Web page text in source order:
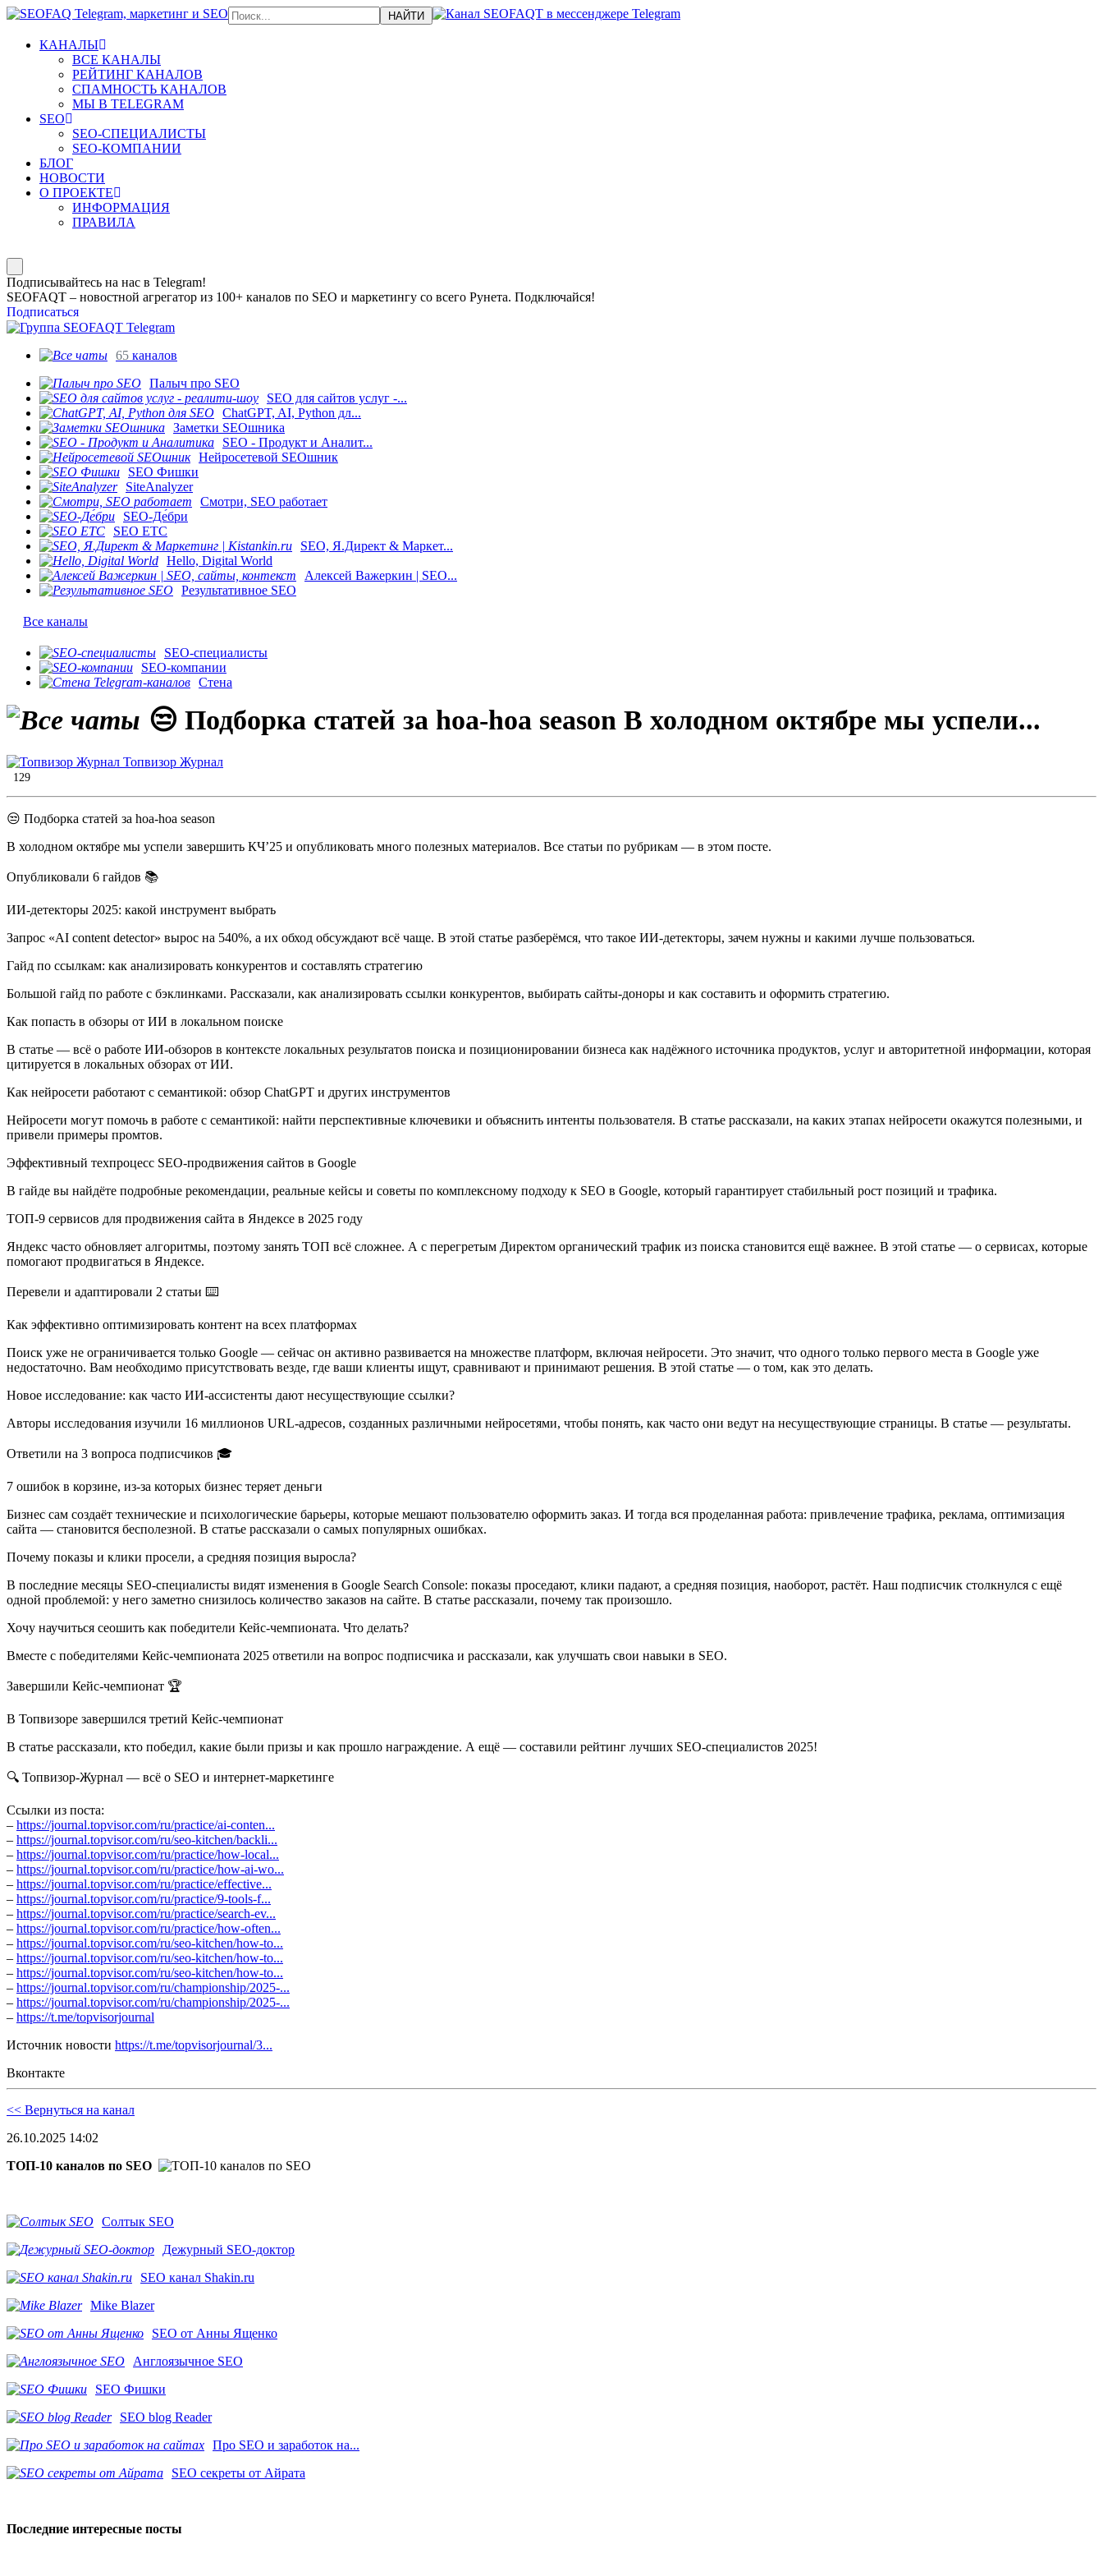
КАНАЛЫ
ВСЕ КАНАЛЫ
РЕЙТИНГ КАНАЛОВ
СПАМНОСТЬ КАНАЛОВ
МЫ В TELEGRAM
SEO
SEO-СПЕЦИАЛИСТЫ
SEO-КОМПАНИИ
БЛОГ
НОВОСТИ
О ПРОЕКТЕ
ИНФОРМАЦИЯ
ПРАВИЛА
Подписывайтесь на нас в Telegram!
SEOFAQT – новостной агрегатор из 100+ каналов по SEO и маркетингу со всего Рунета. Подключайся!
Подписаться
65 каналов
Палыч про SEO
SEO для сайтов услуг -...
ChatGPT, AI, Python дл...
Заметки SEOшника
SEO - Продукт и Аналит...
Нейросетевой SEOшник
SEO Фишки
SiteAnalyzer
Смотри, SEO работает
SEO-Де́бри
SEO ETC
SEO, Я.Директ & Маркет...
Hello, Digital World
Алексей Важеркин | SEO...
Результативное SEO
Все каналы
SEO-специалисты
SEO-компании
Стена
😒 Подборка статей за hoa-hoa season В холодном октябре мы успели...
Топвизор Журнал
129
😒 Подборка статей за hoa-hoa season
В холодном октябре мы успели завершить КЧ’25 и опубликовать много полезных материалов. Все статьи по рубрикам — в этом посте.
Опубликовали 6 гайдов 📚
ИИ-детекторы 2025: какой инструмент выбрать
Запрос «AI content detector» вырос на 540%, а их обход обсуждают всё чаще. В этой статье разберёмся, что такое ИИ-детекторы, зачем нужны и какими лучше пользоваться.
Гайд по ссылкам: как анализировать конкурентов и составлять стратегию
Большой гайд по работе с бэклинками. Рассказали, как анализировать ссылки конкурентов, выбирать сайты-доноры и как составить и оформить стратегию.
Как попасть в обзоры от ИИ в локальном поиске
В статье — всё о работе ИИ-обзоров в контексте локальных результатов поиска и позиционировании бизнеса как надёжного источника продуктов, услуг и авторитетной информации, которая
цитируется в локальных обзорах от ИИ.
Как нейросети работают с семантикой: обзор ChatGPT и других инструментов
Нейросети могут помочь в работе с семантикой: найти перспективные ключевики и объяснить интенты пользователя. В статье рассказали, на каких этапах нейросети окажутся полезными, и
привели примеры промтов.
Эффективный техпроцесс SEO-продвижения сайтов в Google
В гайде вы найдёте подробные рекомендации, реальные кейсы и советы по комплексному подходу к SEO в Google, который гарантирует стабильный рост позиций и трафика.
ТОП-9 сервисов для продвижения сайта в Яндексе в 2025 году
Яндекс часто обновляет алгоритмы, поэтому занять ТОП всё сложнее. А с перегретым Директом органический трафик из поиска становится ещё важнее. В этой статье — о сервисах, которые
помогают продвигаться в Яндексе.
Перевели и адаптировали 2 статьи ⌨️
Как эффективно оптимизировать контент на всех платформах
Поиск уже не ограничивается только Google — сейчас он активно развивается на множестве платформ, включая нейросети. Это значит, что одного только первого места в Google уже
недостаточно. Вам необходимо присутствовать везде, где ваши клиенты ищут, сравнивают и принимают решения. В этой статье — о том, как это делать.
Новое исследование: как часто ИИ-ассистенты дают несуществующие ссылки?
Авторы исследования изучили 16 миллионов URL-адресов, созданных различными нейросетями, чтобы понять, как часто они ведут на несуществующие страницы. В статье — результаты.
Ответили на 3 вопроса подписчиков 🎓
7 ошибок в корзине, из-за которых бизнес теряет деньги
Бизнес сам создаёт технические и психологические барьеры, которые мешают пользователю оформить заказ. И тогда вся проделанная работа: привлечение трафика, реклама, оптимизация
сайта — становится бесполезной. В статье рассказали о самых популярных ошибках.
Почему показы и клики просели, а средняя позиция выросла?
В последние месяцы SEO-специалисты видят изменения в Google Search Console: показы проседают, клики падают, а средняя позиция, наоборот, растёт. Наш подписчик столкнулся с ещё
одной проблемой: у него заметно снизилось количество заказов на сайте. В статье рассказали, почему так произошло.
Хочу научиться сеошить как победители Кейс-чемпионата. Что делать?
Вместе с победителями Кейс-чемпионата 2025 ответили на вопрос подписчика и рассказали, как улучшать свои навыки в SEO.
Завершили Кейс-чемпионат 🏆
В Топвизоре завершился третий Кейс-чемпионат
В статье рассказали, кто победил, какие были призы и как прошло награждение. А ещё — составили рейтинг лучших SEO-специалистов 2025!
🔍 Топвизор-Журнал — всё о SEO и интернет-маркетинге
Ссылки из поста:
– https://journal.topvisor.com/ru/practice/ai-conten...
– https://journal.topvisor.com/ru/seo-kitchen/backli...
– https://journal.topvisor.com/ru/practice/how-local...
– https://journal.topvisor.com/ru/practice/how-ai-wo...
– https://journal.topvisor.com/ru/practice/effective...
– https://journal.topvisor.com/ru/practice/9-tools-f...
– https://journal.topvisor.com/ru/practice/search-ev...
– https://journal.topvisor.com/ru/practice/how-often...
– https://journal.topvisor.com/ru/seo-kitchen/how-to...
– https://journal.topvisor.com/ru/seo-kitchen/how-to...
– https://journal.topvisor.com/ru/seo-kitchen/how-to...
– https://journal.topvisor.com/ru/championship/2025-...
– https://journal.topvisor.com/ru/championship/2025-...
– https://t.me/topvisorjournal
Источник новости https://t.me/topvisorjournal/3...
Вконтакте
<< Вернуться на канал
26.10.2025 14:02
ТОП-10 каналов по SEO
Солтык SEO
Дежурный SEO-доктор
SEO канал Shakin.ru
Mike Blazer
SEO от Анны Ященко
Англоязычное SEO
SEO Фишки
SEO blog Reader
Про SEO и заработок на...
SEO секреты от Айрата
Последние интересные посты